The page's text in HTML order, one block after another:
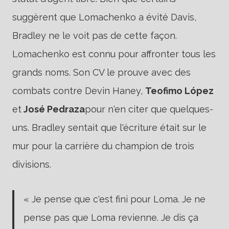
suggèrent que Lomachenko a évité Davis,
Bradley ne le voit pas de cette façon.
Lomachenko est connu pour affronter tous les
grands noms. Son CV le prouve avec des
combats contre Devin Haney, Teofimo López
etJosé Pedrazapour n'en citer que quelques-
uns. Bradley sentait que l'écriture était sur le
mur pour la carrière du champion de trois
divisions.
« Je pense que c'est fini pour Loma. Je ne
pense pas que Loma revienne. Je dis ça